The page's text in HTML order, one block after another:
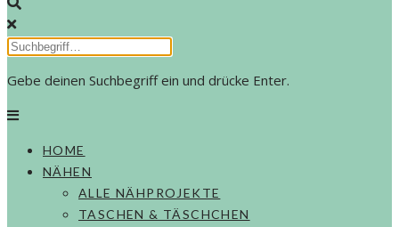
Gebe deinen Suchbegriff ein und drücke Enter.
HOME
NÄHEN
ALLE NÄHPROJEKTE
TASCHEN & TÄSCHCHEN